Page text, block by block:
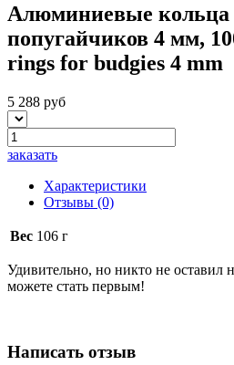
Алюминиевые кольца
попугайчиков 4 мм,
rings for budgies 4 mm
5 288 руб
заказать
Характеристики
Отзывы (0)
Вес 106 г
Удивительно, но никто не оставил
можете стать первым!
Написать отзыв